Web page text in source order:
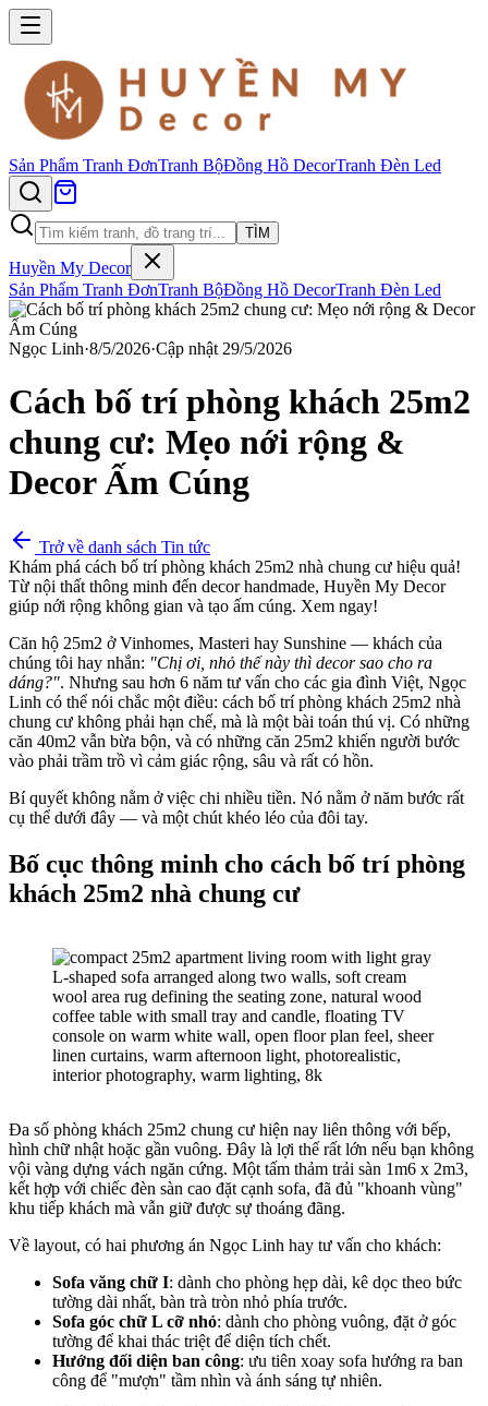
Sản Phẩm Tranh ĐơnTranh BộĐồng Hồ DecorTranh Đèn Led
TÌM
Huyền My Decor
Sản Phẩm Tranh ĐơnTranh BộĐồng Hồ DecorTranh Đèn Led
Ngọc Linh·8/5/2026·Cập nhật 29/5/2026
Cách bố trí phòng khách 25m2
chung cư: Mẹo nới rộng &
Decor Ấm Cúng
Trở về danh sách Tin tức
Khám phá cách bố trí phòng khách 25m2 nhà chung cư hiệu quả!
Từ nội thất thông minh đến decor handmade, Huyền My Decor
giúp nới rộng không gian và tạo ấm cúng. Xem ngay!
Căn hộ 25m2 ở Vinhomes, Masteri hay Sunshine — khách của
chúng tôi hay nhắn: "Chị ơi, nhỏ thế này thì decor sao cho ra
dáng?". Nhưng sau hơn 6 năm tư vấn cho các gia đình Việt, Ngọc
Linh có thể nói chắc một điều: cách bố trí phòng khách 25m2 nhà
chung cư không phải hạn chế, mà là một bài toán thú vị. Có những
căn 40m2 vẫn bừa bộn, và có những căn 25m2 khiến người bước
vào phải trầm trồ vì cảm giác rộng, sâu và rất có hồn.
Bí quyết không nằm ở việc chi nhiều tiền. Nó nằm ở năm bước rất
cụ thể dưới đây — và một chút khéo léo của đôi tay.
Bố cục thông minh cho cách bố trí phòng
khách 25m2 nhà chung cư
Đa số phòng khách 25m2 chung cư hiện nay liên thông với bếp,
hình chữ nhật hoặc gần vuông. Đây là lợi thế rất lớn nếu bạn không
vội vàng dựng vách ngăn cứng. Một tấm thảm trải sàn 1m6 x 2m3,
kết hợp với chiếc đèn sàn cao đặt cạnh sofa, đã đủ "khoanh vùng"
khu tiếp khách mà vẫn giữ được sự thoáng đãng.
Về layout, có hai phương án Ngọc Linh hay tư vấn cho khách:
Sofa văng chữ I: dành cho phòng hẹp dài, kê dọc theo bức
tường dài nhất, bàn trà tròn nhỏ phía trước.
Sofa góc chữ L cỡ nhỏ: dành cho phòng vuông, đặt ở góc
tường để khai thác triệt để diện tích chết.
Hướng đối diện ban công: ưu tiên xoay sofa hướng ra ban
công để "mượn" tầm nhìn và ánh sáng tự nhiên.